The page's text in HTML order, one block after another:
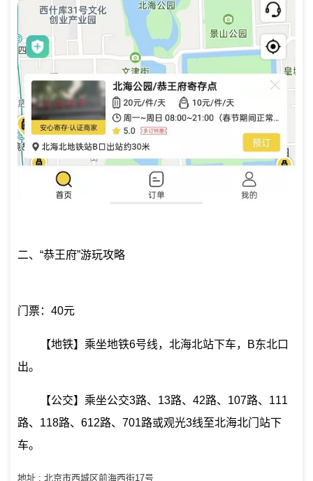
二、“恭王府”游玩攻略
门票：40元
【地铁】乘坐地铁6号线，北海北站下车，B东北口
出。
【公交】乘坐公交3路、13路、42路、107路、111
路、118路、612路、701路或观光3线至北海北门站下
车。
地址 : 北京市西城区前海西街17号